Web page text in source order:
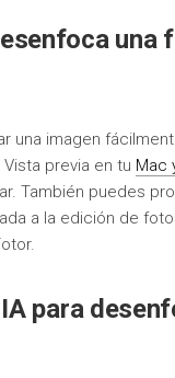
una
una imagen
previa en tu Mac
También puedes
a la edición de
para